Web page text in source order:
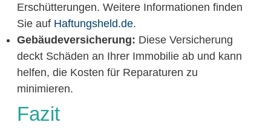
Erschütterungen. Weitere Informationen finden
Sie auf Haftungsheld.de.
Gebäudeversicherung: Diese Versicherung
deckt Schäden an Ihrer Immobilie ab und kann
helfen, die Kosten für Reparaturen zu
minimieren.
Fazit